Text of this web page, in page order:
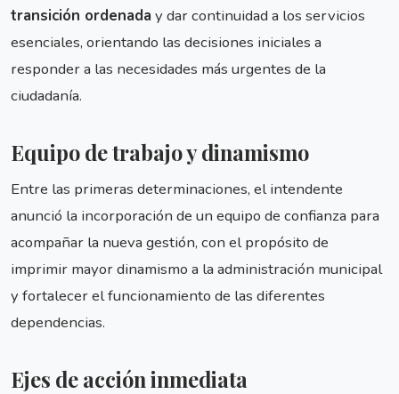
transición ordenada y dar continuidad a los servicios
esenciales, orientando las decisiones iniciales a
responder a las necesidades más urgentes de la
ciudadanía.
Equipo de trabajo y dinamismo
Entre las primeras determinaciones, el intendente
anunció la incorporación de un equipo de confianza para
acompañar la nueva gestión, con el propósito de
imprimir mayor dinamismo a la administración municipal
y fortalecer el funcionamiento de las diferentes
dependencias.
Ejes de acción inmediata